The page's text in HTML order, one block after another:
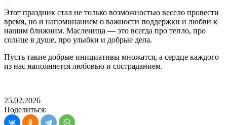
Этот праздник стал не только возможностью весело провести
время, но и напоминанием о важности поддержки и любви к
нашим ближним. Масленица — это всегда про тепло, про
солнце в душе, про улыбки и добрые дела.
Пусть такие добрые инициативы множатся, а сердце каждого
из нас наполняется любовью и состраданием.
25.02.2026
Поделиться: